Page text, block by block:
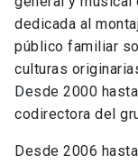
dedicada al
público familiar
culturas
Desde 2000
codirectora del
Desde 2006